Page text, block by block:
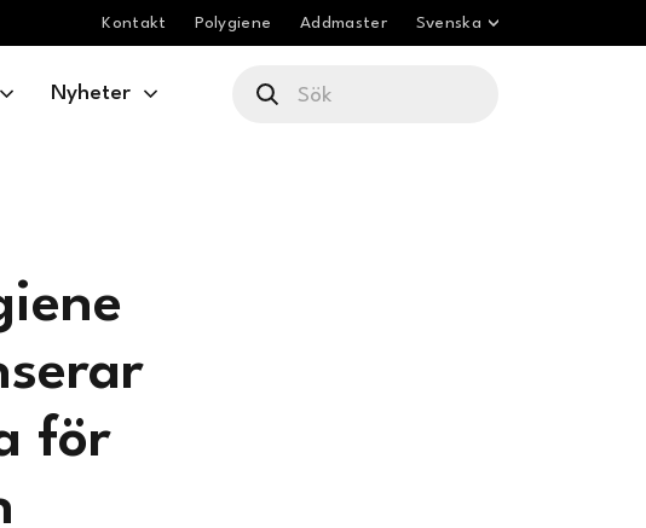
Nyheter
Kontakt Polygiene Addmaster Svenska
för